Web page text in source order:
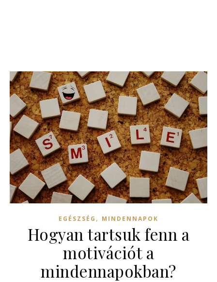
EGÉSZSÉG , MINDENNAPOK
Hogyan tartsuk fenn a
motivációt a
mindennapokban?